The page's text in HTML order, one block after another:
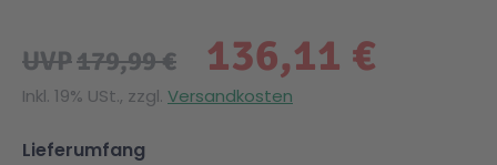
136,11 €
UVP179,99 €
Inkl. 19% USt., zzgl. Versandkosten
Lieferumfang